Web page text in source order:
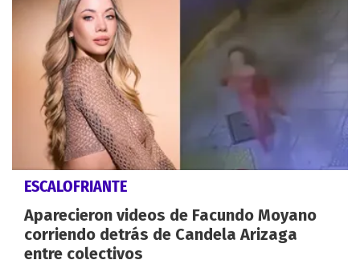
ESCALOFRIANTE
Aparecieron videos de Facundo Moyano
corriendo detrás de Candela Arizaga
entre colectivos